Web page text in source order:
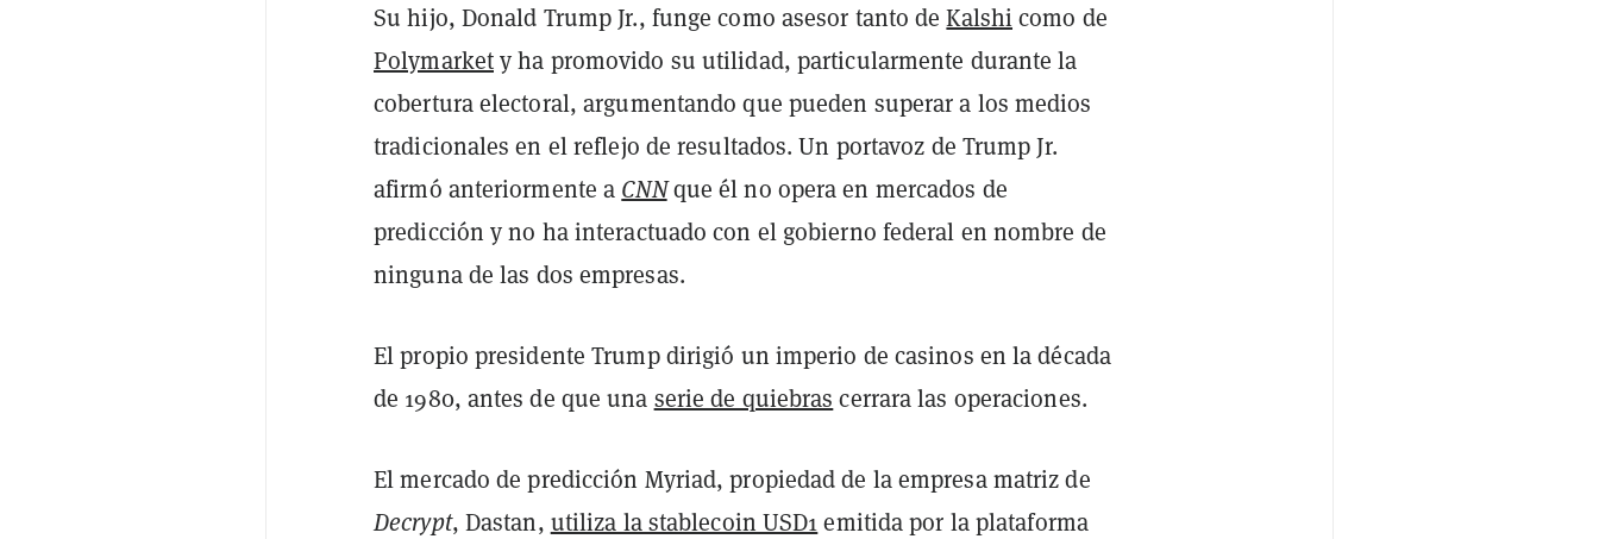
Su hijo, Donald Trump Jr., funge como asesor tanto deKalshicomo de
Polymarkety ha promovido su utilidad, particularmente durante la
cobertura electoral, argumentando que pueden superar a los medios
tradicionales en el reflejo de resultados. Un portavoz de Trump Jr.
afirmó anteriormente a CNNque él no opera en mercados de
predicción y no ha interactuado con el gobierno federal en nombre de
ninguna de las dos empresas.
El propio presidente Trump dirigió un imperio de casinos en la década
de 1980, antes de que una serie de quiebras cerrara las operaciones.
El mercado de predicción Myriad, propiedad de la empresa matriz de
Decrypt, Dastan, utiliza la stablecoin USD1emitida por la plataforma